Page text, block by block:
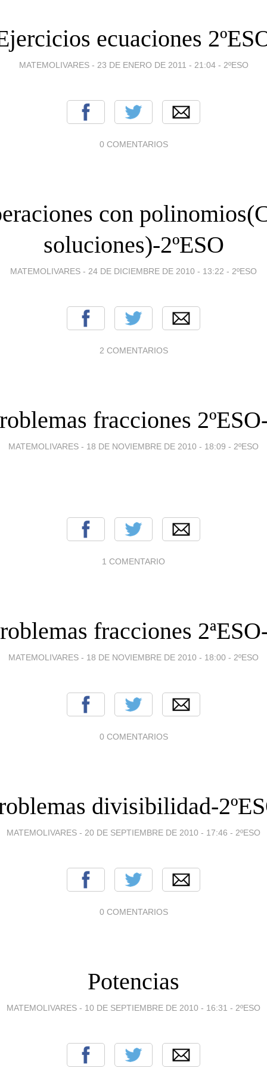
ecuaciones
MATEMOLIVARES - 23 DE ENERO DE 2011 - 21:04 - 2ºESO
0 COMENTARIOS
con
soluciones)-2ºESO
MATEMOLIVARES - 24 DE DICIEMBRE DE 2010 - 13:22 - 2ºESO
2 COMENTARIOS
fracciones
MATEMOLIVARES - 18 DE NOVIEMBRE DE 2010 - 18:09 - 2ºESO
1 COMENTARIO
fracciones
MATEMOLIVARES - 18 DE NOVIEMBRE DE 2010 - 18:00 - 2ºESO
0 COMENTARIOS
divisibilidad-
MATEMOLIVARES - 20 DE SEPTIEMBRE DE 2010 - 17:46 - 2ºESO
0 COMENTARIOS
Potencias
MATEMOLIVARES - 10 DE SEPTIEMBRE DE 2010 - 16:31 - 2ºESO